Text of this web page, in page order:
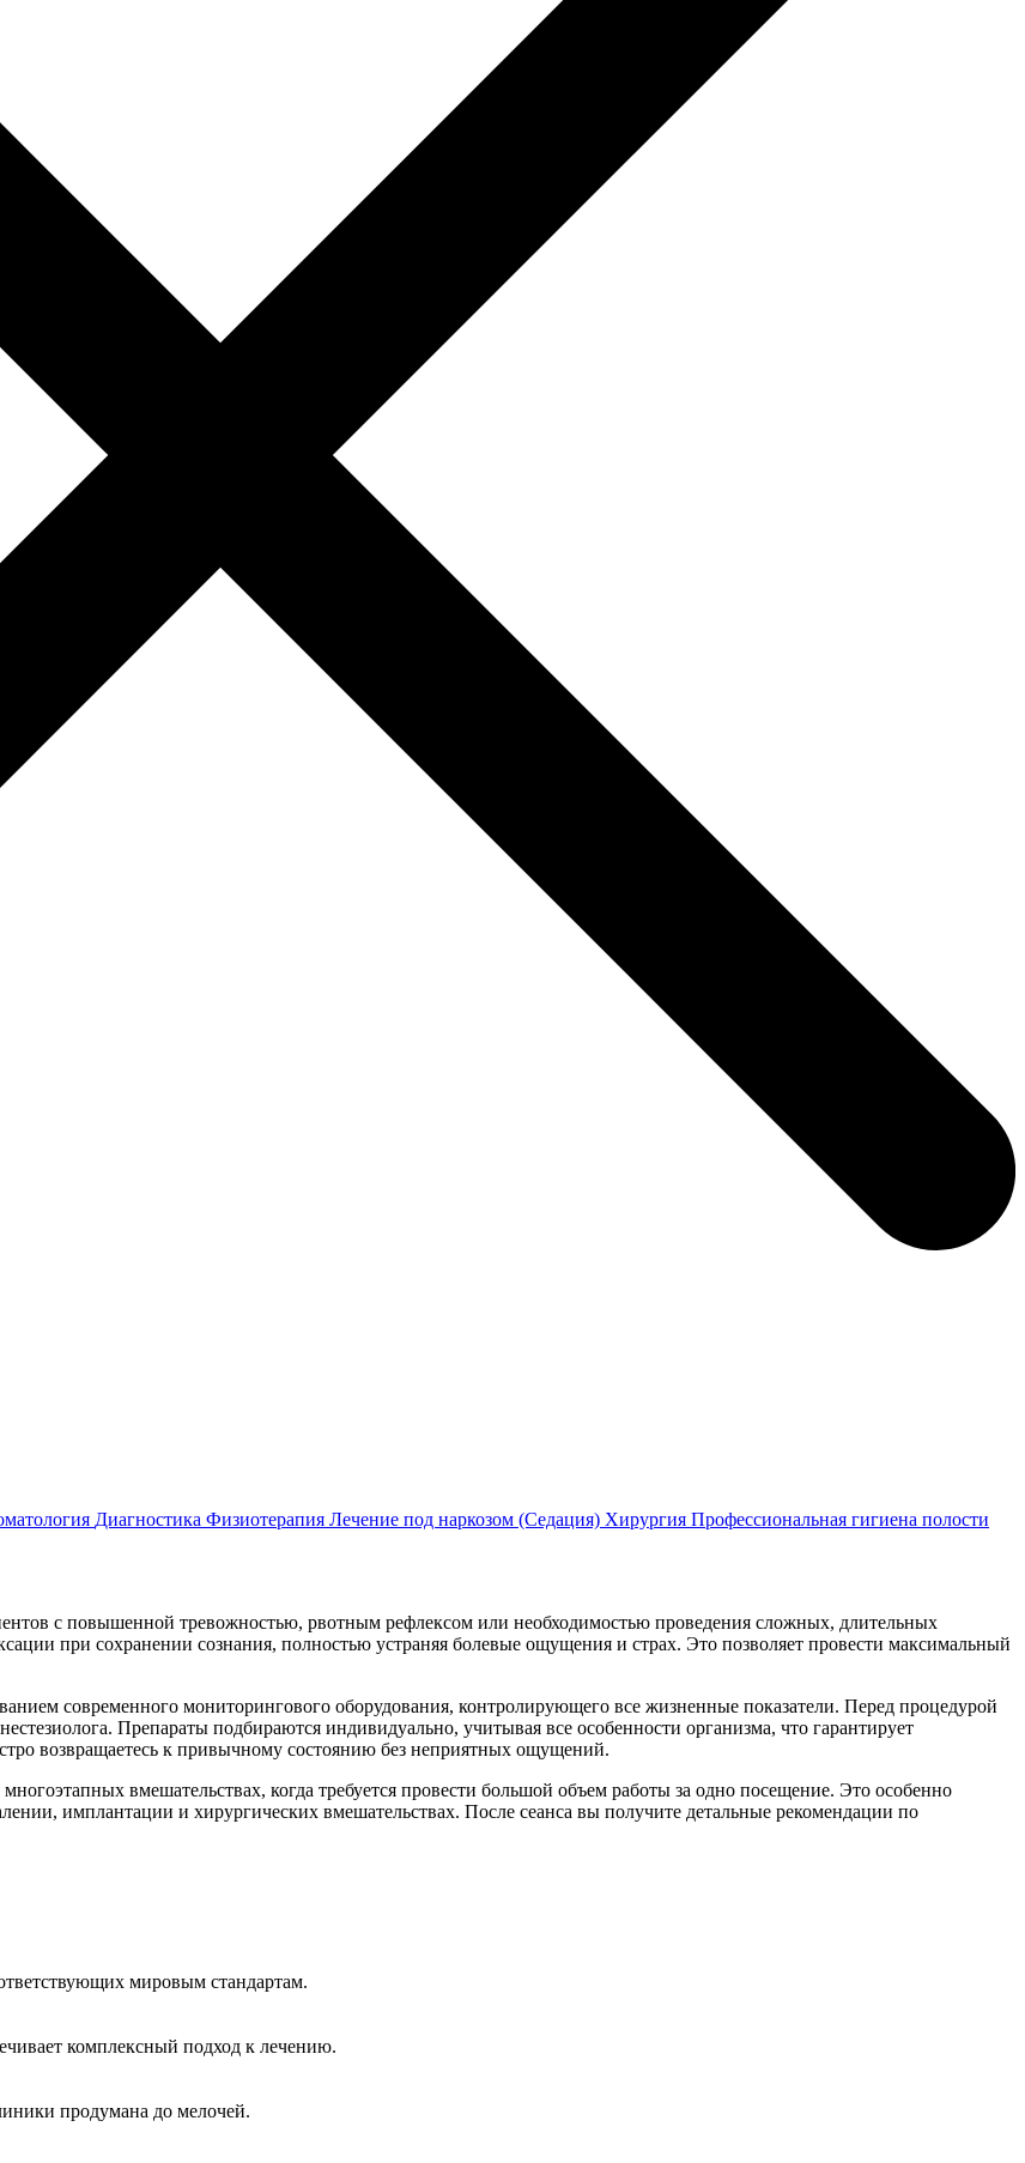
Диагностика Физиотерапия Лечение под наркозом (Седация) Хирургия Профессиональная гигиена полости
с повышенной тревожностью, рвотным рефлексом или необходимостью проведения сложных, длительных
при сохранении сознания, полностью устраняя болевые ощущения и страх. Это позволяет провести максимальный
современного мониторингового оборудования, контролирующего все жизненные показатели. Перед процедурой
Препараты подбираются индивидуально, учитывая все особенности организма, что гарантирует
возвращаетесь к привычному состоянию без неприятных ощущений.
вмешательствах, когда требуется провести большой объем работы за одно посещение. Это особенно
имплантации и хирургических вмешательствах. После сеанса вы получите детальные рекомендации по
мировым стандартам.
комплексный подход к лечению.
продумана до мелочей.